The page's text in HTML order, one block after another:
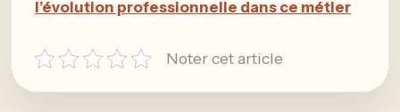
l’évolution professionnelle dans ce métier
Noter cet article